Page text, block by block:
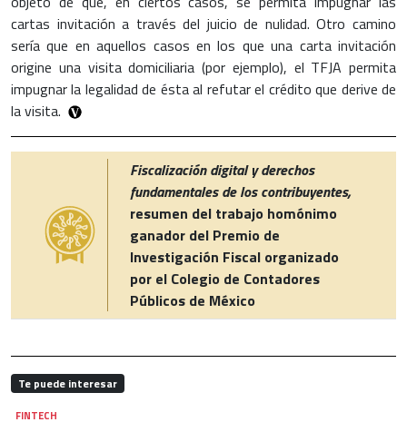
cartas invitación a través del juicio de nulidad. Otro camino
sería que en aquellos casos en los que una carta invitación
origine una visita domiciliaria (por ejemplo), el TFJA permita
impugnar la legalidad de ésta al refutar el crédito que derive de
la visita.
Fiscalización digital y derechos
fundamentales de los contribuyentes,
resumen del trabajo homónimo
ganador del Premio de
Investigación Fiscal organizado
por el Colegio de Contadores
Públicos de México
Te puede interesar
FINTECH